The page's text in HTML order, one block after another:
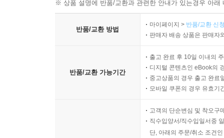
※ 상품 설명에 반품/교환과 관련한 안내가 있는경우 아
반품/교환 방법
마이페이지 > 반품/교환 신
판매자 배송 상품은 판매자
반품/교환 가능기간
출고 완료 후 10일 이내의
디지털 콘텐츠인 eBook의
중고상품의 경우 출고 완료
모바일 쿠폰의 경우 유효기
고객의 단순변심 및 착오구
직수입양서/직수입일서중
단, 아래의 주문/취소 조건